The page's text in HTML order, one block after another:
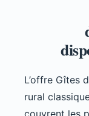
L’offre Gîtes
rural
couvrent les